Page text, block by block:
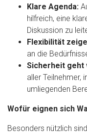
Klare Agenda:
hilfreich, eine
Diskussion zu
Flexibilität
an die
Sicherheit geht
aller Teilnehmer,
umliegenden
Wofür eignen sich
Besonders nützlich